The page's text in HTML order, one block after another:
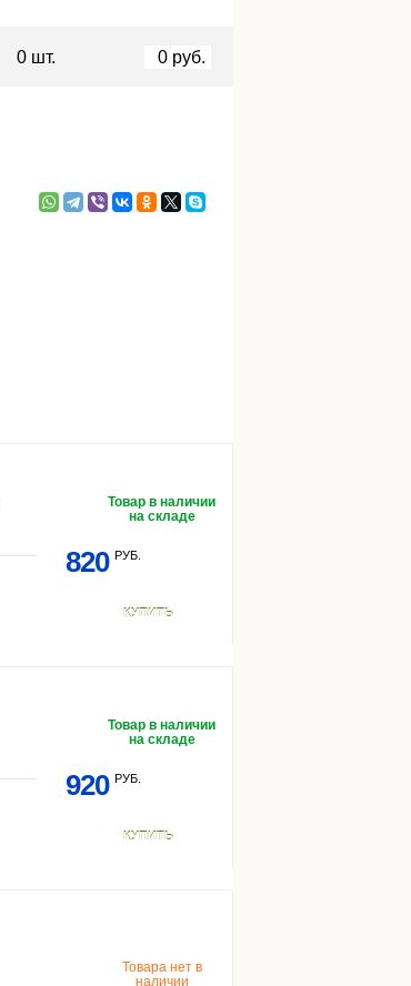
Товар в наличии
на складе
820 РУБ.
КУПИТЬ
Товар в наличии
на складе
920 РУБ.
КУПИТЬ
Товара нет в
наличии
0 шт. 0 руб.